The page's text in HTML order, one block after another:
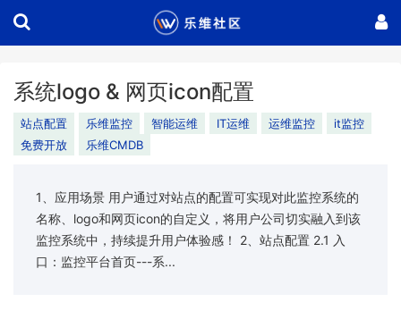
系统logo & 网页icon配置
站点配置 乐维监控 智能运维 IT运维 运维监控
it监控
免费开放
乐维CMDB
1、应用场景 用户通过对站点的配置可实现对此监控系统的
名称、logo和网页icon的自定义，将用户公司切实融入到该
监控系统中，持续提升用户体验感！ 2、站点配置 2.1 入
口：监控平台首页---系...